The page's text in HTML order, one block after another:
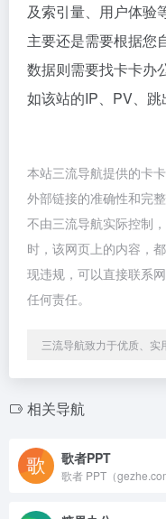
及索引量、用户体验
主要还是需要根据您
数据则需要找卡卡办
如该站的IP、PV、跳
本站三流导航提供的卡
外部链接的准确性和完
不由三流导航实际控制
时，该网页上的内容，
现违规，可以直接联系
任何责任。
三流导航致力于优质、实
相关导航
歌者PPT